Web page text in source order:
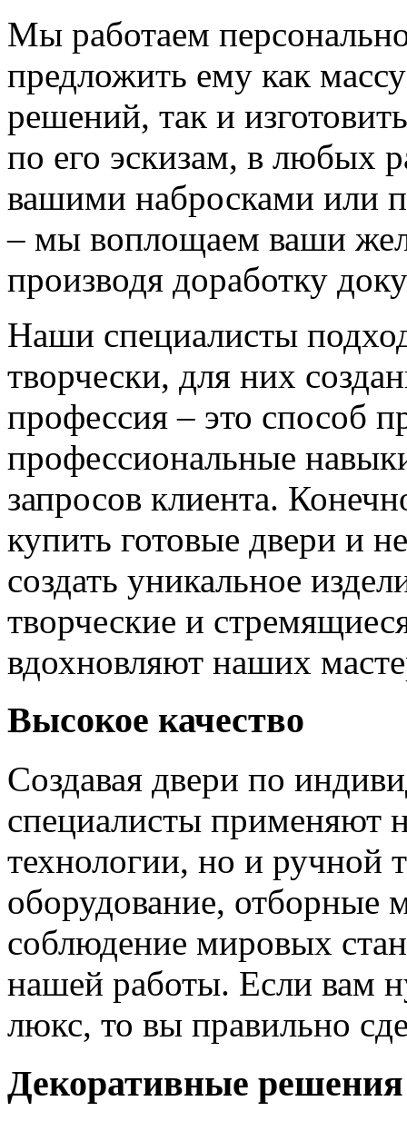
Мы работаем
предложить ему как
решений, так и
по его эскизам, в любых
вашими набросками или
– мы воплощаем ваши
производя доработку
Наши специалисты
творчески, для них
профессия – это способ
профессиональные
запросов клиента.
купить готовые двери и
создать уникальное
творческие и
вдохновляют наших
Высокое качество
Создавая двери по
специалисты применяют
технологии, но и ручной
оборудование, отборные
соблюдение мировых
нашей работы. Если вам
люкс, то вы правильно
Декоративные решения